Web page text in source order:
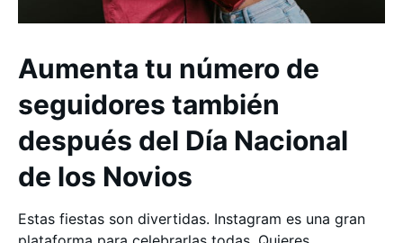
Aumenta tu número de
seguidores también
después del Día Nacional
de los Novios
Estas fiestas son divertidas. Instagram es una gran